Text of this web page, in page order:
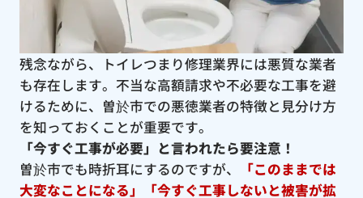
残念ながら、トイレつまり修理業界には悪質な業者
も存在します。不当な高額請求や不必要な工事を避
けるために、曽於市での悪徳業者の特徴と見分け方
を知っておくことが重要です。
「今すぐ工事が必要」と言われたら要注意！
曽於市でも時折耳にするのですが、
「このままでは
大変なことになる」「今すぐ工事しないと被害が拡